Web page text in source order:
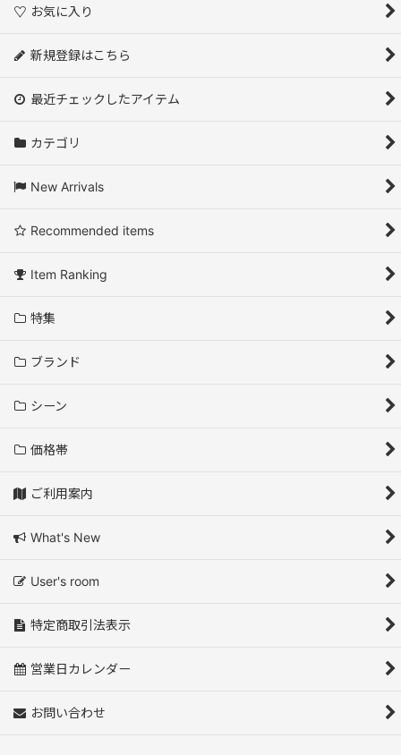
お気に入り
新規登録はこちら
最近チェックしたアイテム
カテゴリ
New Arrivals
Recommended items
Item Ranking
特集
ブランド
シーン
価格帯
ご利用案内
What's New
User's room
特定商取引法表示
営業日カレンダー
お問い合わせ